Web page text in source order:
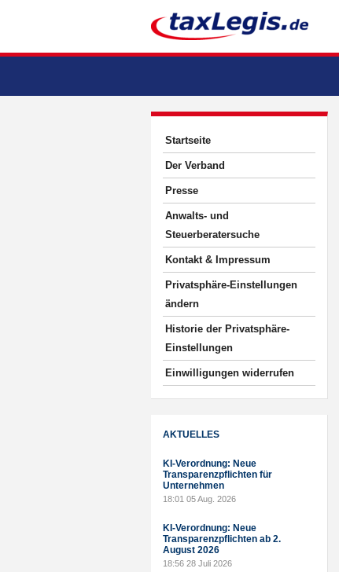
Startseite
Der Verband
Presse
Anwalts- und
Steuerberatersuche
Kontakt & Impressum
Privatsphäre-Einstellungen
ändern
Historie der Privatsphäre-
Einstellungen
Einwilligungen widerrufen
AKTUELLES
KI-Verordnung: Neue
Transparenzpflichten für
Unternehmen
18:01 05 Aug. 2026
KI-Verordnung: Neue
Transparenzpflichten ab 2.
August 2026
18:56 28 Juli 2026